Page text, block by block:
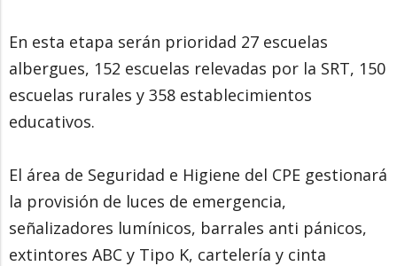
En esta etapa serán prioridad 27 escuelas
albergues, 152 escuelas relevadas por la SRT, 150
escuelas rurales y 358 establecimientos
educativos.
El área de Seguridad e Higiene del CPE gestionará
la provisión de luces de emergencia,
señalizadores lumínicos, barrales anti pánicos,
extintores ABC y Tipo K, cartelería y cinta